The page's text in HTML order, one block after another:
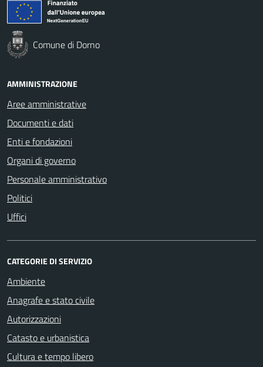
Comune di Dorno
AMMINISTRAZIONE
Aree amministrative
Documenti e dati
Enti e fondazioni
Organi di governo
Personale amministrativo
Politici
Uffici
CATEGORIE DI SERVIZIO
Ambiente
Anagrafe e stato civile
Autorizzazioni
Catasto e urbanistica
Cultura e tempo libero